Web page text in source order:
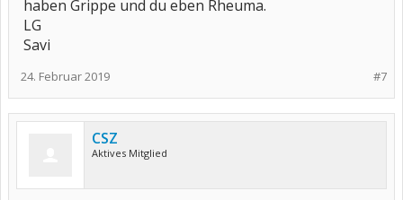
haben Grippe und du eben Rheuma.
LG
Savi
#7
24. Februar 2019
CSZ
Aktives Mitglied